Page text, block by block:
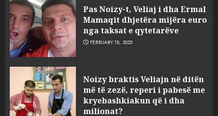
Pas Noizy-t, Veliaj i dha Ermal
Mamaqit dhjetëra mijëra euro
nga taksat e qytetarëve
FEBRUARY 18, 2025
Noizy braktis Veliajn në ditën
më të zezë, reperi i pabesë me
kryebashkiakun që i dha
milionat?
3
sulmuan “One Albania”,
ngjarja u fsheh. A u vodhën
serverat?
çfarë dënimi kërkon për
Mariela dhe Antonela
Berishën
MARCH 25, 2025